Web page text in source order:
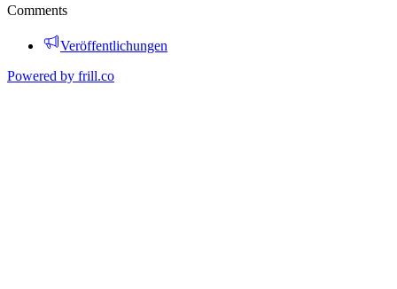
Comments
Veröffentlichungen
Powered by frill.co